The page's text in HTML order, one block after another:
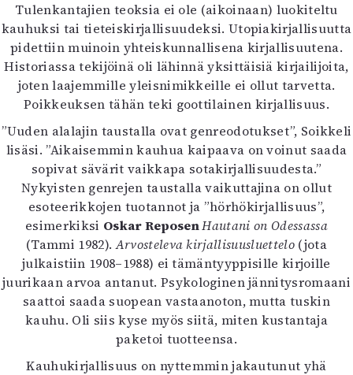
Tulenkantajien teoksia ei ole (aikoinaan) luokiteltu
kauhuksi tai tieteiskirjallisuudeksi. Utopiakirjallisuutta
pidettiin muinoin yhteiskunnallisena kirjallisuutena.
Historiassa tekijöinä oli lähinnä yksittäisiä kirjailijoita,
joten laajemmille yleisnimikkeille ei ollut tarvetta.
Poikkeuksen tähän teki goottilainen kirjallisuus.
”Uuden alalajin taustalla ovat genreodotukset”, Soikkeli
lisäsi. ”Aikaisemmin kauhua kaipaava on voinut saada
sopivat sävärit vaikkapa sotakirjallisuudesta.”
Nykyisten genrejen taustalla vaikuttajina on ollut
esoteerikkojen tuotannot ja ”hörhökirjallisuus”,
esimerkiksi Oskar ReposenHautani on Odessassa
(Tammi 1982).Arvosteleva kirjallisuusluettelo(jota
julkaistiin 1908–1988) ei tämäntyyppisille kirjoille
juurikaan arvoa antanut. Psykologinen jännitysromaani
saattoi saada suopean vastaanoton, mutta tuskin
kauhu. Oli siis kyse myös siitä, miten kustantaja
paketoi tuotteensa.
Kauhukirjallisuus on nyttemmin jakautunut yhä